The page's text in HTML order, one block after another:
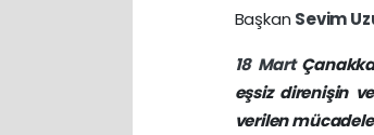
Başkan Sevim
18 Mart
eşsiz direnişin
verilen